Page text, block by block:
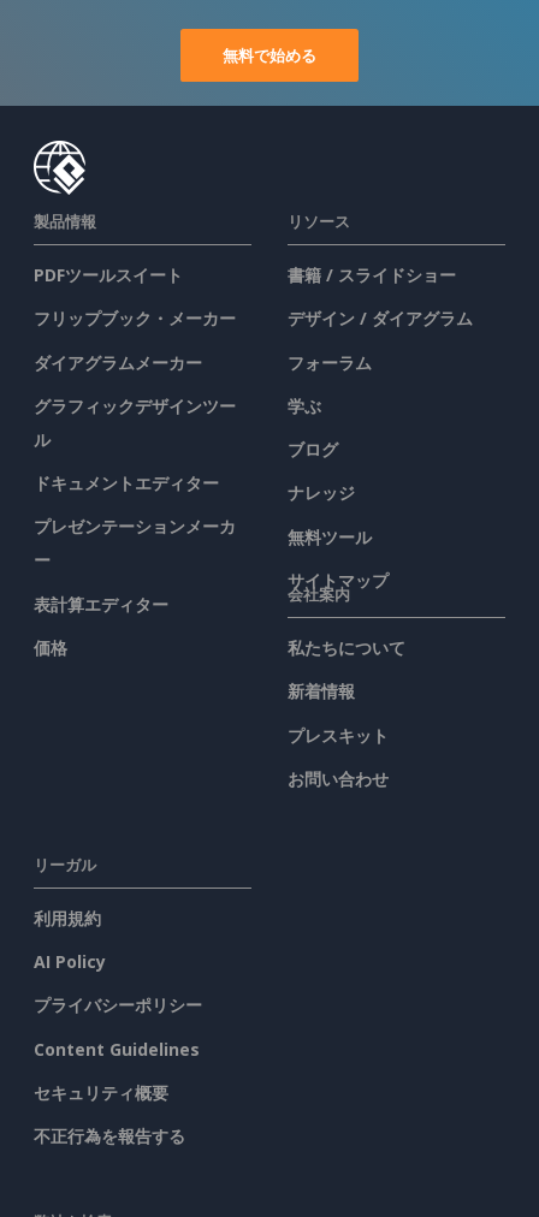
無料で始める
製品情報
PDFツールスイート
フリップブック・メーカー
ダイアグラムメーカー
グラフィックデザインツー
ル
ドキュメントエディター
プレゼンテーションメーカ
ー
表計算エディター
価格
リソース
書籍 / スライドショー
デザイン / ダイアグラム
フォーラム
学ぶ
ブログ
ナレッジ
無料ツール
サイトマップ
会社案内
私たちについて
新着情報
プレスキット
お問い合わせ
リーガル
利用規約
AI Policy
プライバシーポリシー
Content Guidelines
セキュリティ概要
不正行為を報告する